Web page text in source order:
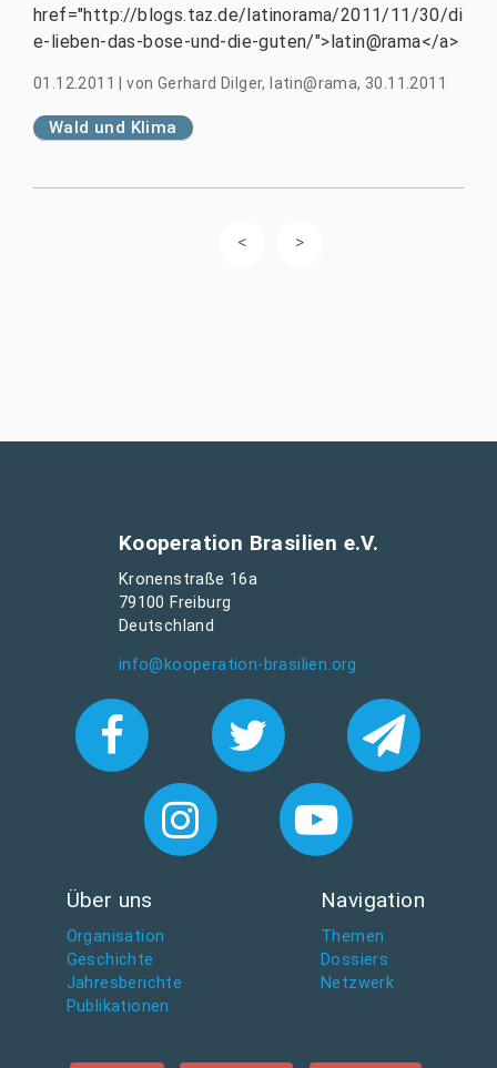
href="http://blogs.taz.de/latinorama/2011/11/30/di
e-lieben-das-bose-und-die-guten/">latin@rama</a>
01.12.2011 |von Gerhard Dilger, latin@rama, 30.11.2011
Wald und Klima
Kooperation Brasilien e.V.
Kronenstraße 16a
79100 Freiburg
Deutschland
info@kooperation-brasilien.org
Über uns
Organisation
Geschichte
Jahresberichte
Publikationen
Navigation
Themen
Dossiers
Netzwerk